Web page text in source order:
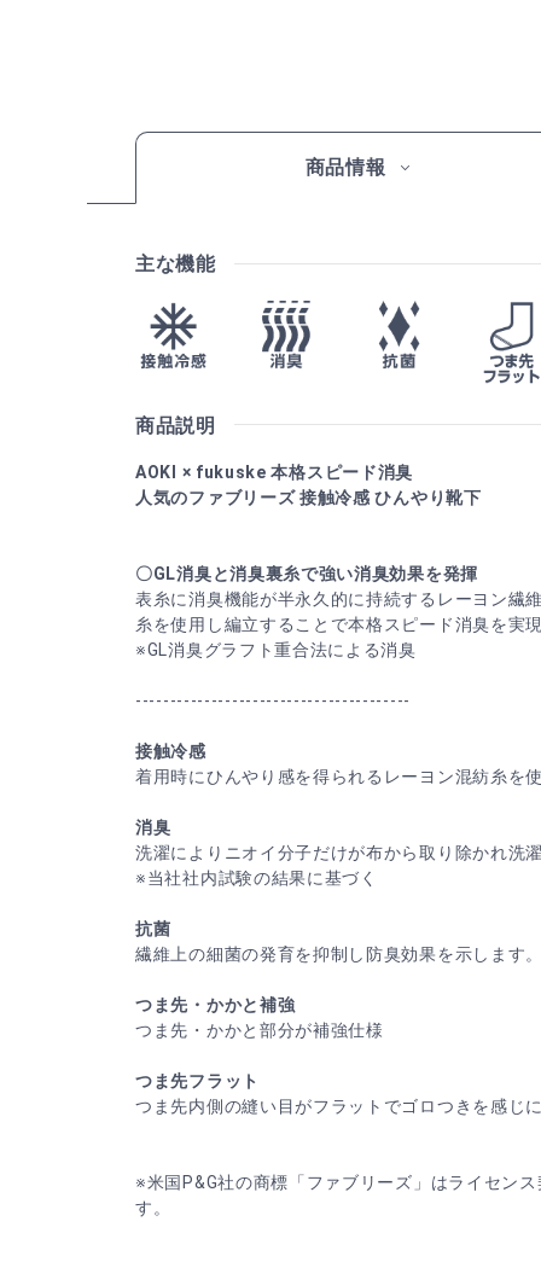
商品情報
主な機能
商品説明
AOKI × fukuske 本格スピード消臭
人気のファブリーズ 接触冷感 ひんやり靴下
〇GL消臭と消臭裏糸で強い消臭効果を発揮
表糸に消臭機能が半永久的に持続するレーヨン繊
糸を使用し編立することで本格スピード消臭を実
※GL消臭グラフト重合法による消臭
----------------------------------------
接触冷感
着用時にひんやり感を得られるレーヨン混紡糸を
消臭
洗濯によりニオイ分子だけが布から取り除かれ洗
※当社社内試験の結果に基づく
抗菌
繊維上の細菌の発育を抑制し防臭効果を示します
つま先・かかと補強
つま先・かかと部分が補強仕様
つま先フラット
つま先内側の縫い目がフラットでゴロつきを感じ
※米国P&G社の商標「ファブリーズ」はライセン
す。